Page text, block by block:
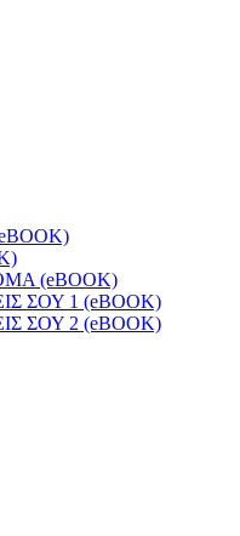
(eBOOK)
ΣΟΥ 1 (eBOOK)
ΣΟΥ 2 (eBOOK)